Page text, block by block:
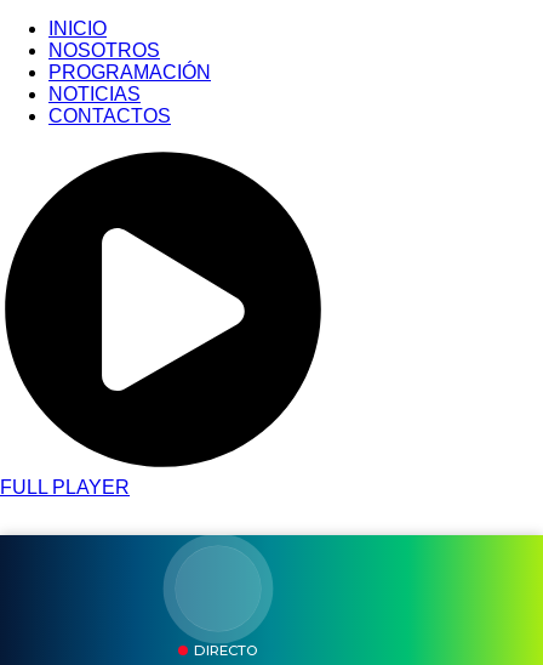
INICIO
NOSOTROS
PROGRAMACIÓN
NOTICIAS
CONTACTOS
FULL PLAYER
DIRECTO